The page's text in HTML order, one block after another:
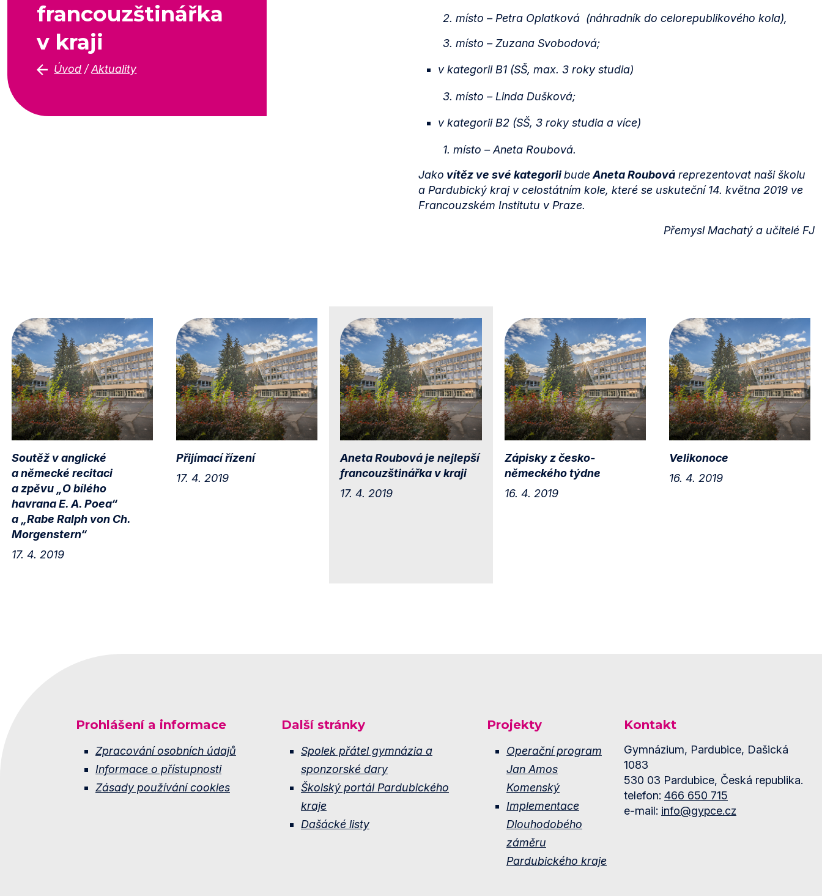
francouzštinářka
v kraji
Úvod /Aktuality
2. místo – Petra Oplatková (náhradník do celorepublikového kola),
3. místo – Zuzana Svobodová;
v kategorii B1 (SŠ, max. 3 roky studia)
3. místo – Linda Dušková;
v kategorii B2 (SŠ, 3 roky studia a více)
1. místo – Aneta Roubová.
Jako vítěz ve své kategoriibudeAneta Roubová reprezentovat naši školu
a Pardubický kraj v celostátním kole, které se uskuteční 14. května 2019 ve
Francouzském Institutu v Praze.
Přemysl Machatý a učitelé FJ
Soutěž v anglické
a německé recitaci
a zpěvu „O bílého
havrana E. A. Poea“
a „Rabe Ralph von Ch.
Morgenstern“
17. 4. 2019
Přijímací řízení
17. 4. 2019
Aneta Roubová je nejlepší
francouzštinářka v kraji
17. 4. 2019
Zápisky z česko-
německého týdne
16. 4. 2019
Velikonoce
16. 4. 2019
Prohlášení a informace
Zpracování osobních údajů
Informace o přístupnosti
Zásady používání cookies
Další stránky
Spolek přátel gymnázia a
sponzorské dary
Školský portál Pardubického
kraje
Dašácké listy
Projekty
Operační program
Jan Amos
Komenský
Implementace
Dlouhodobého
záměru
Pardubického kraje
Kontakt
Gymnázium, Pardubice, Dašická
1083
530 03 Pardubice, Česká republika.
telefon: 466 650 715
e-mail: info@gypce.cz